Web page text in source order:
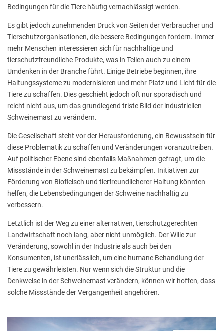
Bedingungen für die Tiere häufig vernachlässigt werden.
Es gibt jedoch zunehmenden Druck von Seiten der Verbraucher und
Tierschutzorganisationen, die bessere Bedingungen fordern. Immer
mehr Menschen interessieren sich für nachhaltige und
tierschutzfreundliche Produkte, was in Teilen auch zu einem
Umdenken in der Branche führt. Einige Betriebe beginnen, ihre
Haltungssysteme zu modernisieren und mehr Platz und Licht für die
Tiere zu schaffen. Dies geschieht jedoch oft nur sporadisch und
reicht nicht aus, um das grundlegend triste Bild der industriellen
Schweinemast zu verändern.
Die Gesellschaft steht vor der Herausforderung, ein Bewusstsein für
diese Problematik zu schaffen und Veränderungen voranzutreiben.
Auf politischer Ebene sind ebenfalls Maßnahmen gefragt, um die
Missstände in der Schweinemast zu bekämpfen. Initiativen zur
Förderung von Biofleisch und tierfreundlicherer Haltung könnten
helfen, die Lebensbedingungen der Schweine nachhaltig zu
verbessern.
Letztlich ist der Weg zu einer alternativen, tierschutzgerechten
Landwirtschaft noch lang, aber nicht unmöglich. Der Wille zur
Veränderung, sowohl in der Industrie als auch bei den
Konsumenten, ist unerlässlich, um eine humane Behandlung der
Tiere zu gewährleisten. Nur wenn sich die Struktur und die
Denkweise in der Schweinemast verändern, können wir hoffen, dass
solche Missstände der Vergangenheit angehören.